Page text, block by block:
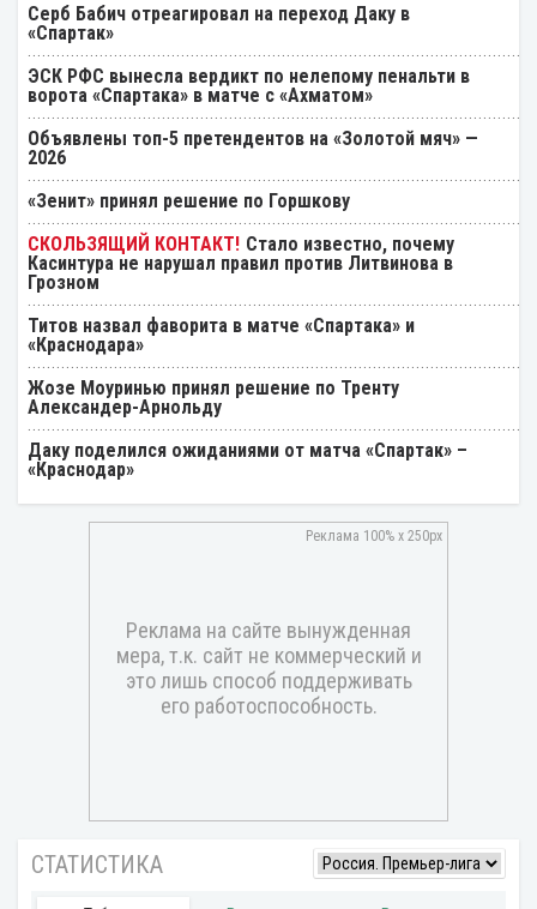
Серб Бабич отреагировал на переход Даку в
«Спартак»
ЭСК РФС вынесла вердикт по нелепому пенальти в
ворота «Спартака» в матче с «Ахматом»
Объявлены топ-5 претендентов на «Золотой мяч» —
2026
«Зенит» принял решение по Горшкову
Стало известно, почему
Касинтура не нарушал правил против Литвинова в
Грозном
Титов назвал фаворита в матче «Спартака» и
«Краснодара»
Жозе Моуринью принял решение по Тренту
Александер-Арнольду
Даку поделился ожиданиями от матча «Спартак» –
«Краснодар»